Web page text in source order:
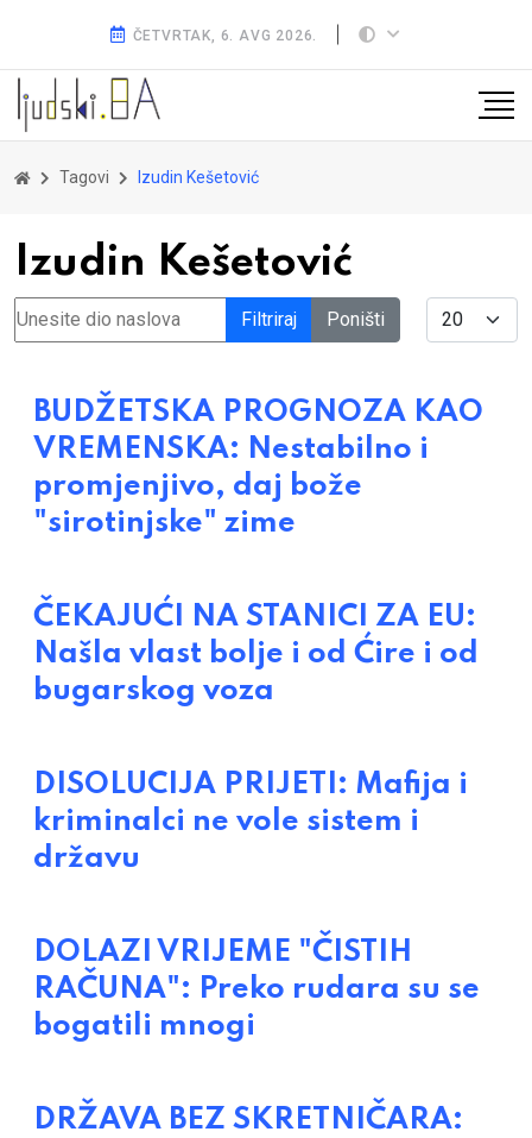
ČETVRTAK, 6. AVG 2026.
Tagovi Izudin Kešetović
Izudin Kešetović
Unesite dio naslova Filtriraj Poništi Display #
BUDŽETSKA PROGNOZA KAO
VREMENSKA: Nestabilno i
promjenjivo, daj bože
"sirotinjske" zime
ČEKAJUĆI NA STANICI ZA EU:
Našla vlast bolje i od Ćire i od
bugarskog voza
DISOLUCIJA PRIJETI: Mafija i
kriminalci ne vole sistem i
državu
DOLAZI VRIJEME "ČISTIH
RAČUNA": Preko rudara su se
bogatili mnogi
DRŽAVA BEZ SKRETNIČARA: